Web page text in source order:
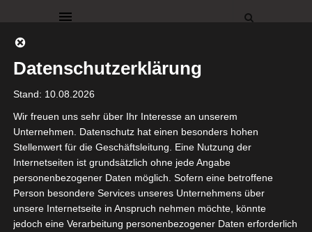
MÄDCHENZIMMER SCHWEDENHAUS
Emmas
Mädchenzimmer
Datenschutzerklärung
Stand: 10.08.2026
Wir freuen uns sehr über Ihr Interesse an unserem
Unternehmen. Datenschutz hat einen besonders hohen
Stellenwert für die Geschäftsleitung. Eine Nutzung der
Internetseiten ist grundsätzlich ohne jede Angabe
personenbezogener Daten möglich. Sofern eine betroffene
Person besondere Services unseres Unternehmens über
unsere Internetseite in Anspruch nehmen möchte, könnte
jedoch eine Verarbeitung personenbezogener Daten erforderlich